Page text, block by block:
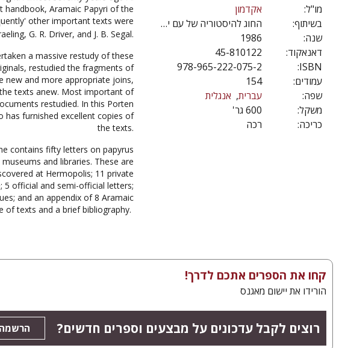
מו"ל:
אקדמון
בשיתוף:
החוג להיסטוריה של עם ישראל, האונ' העברית
שנה:
1986
דאנאקוד:
45-810122
ISBN:
978-965-222-075-2
עמודים:
154
שפה:
עברית אנגלית
משקל:
600 גר'
כריכה:
רכה
handbook, Aramaic Papyri of the
other important texts were
G. R. Driver, and J. B. Segal.
a massive restudy of these
restudied the fragments of
new and more appropriate joins,
texts anew. Most important of
restudied. In this Porten
has furnished excellent copies of
the texts.
contains fifty letters on papyrus
and libraries. These are
at Hermopolis; 11 private
5 official and semi-official letters;
and an appendix of 8 Aramaic
of texts and a brief bibliography.
קחו את הספרים אתכם לדרך!
הורידו את יישום מאגנס
רוצים לקבל עדכונים על מבצעים וספרים חדשים? הרשמה